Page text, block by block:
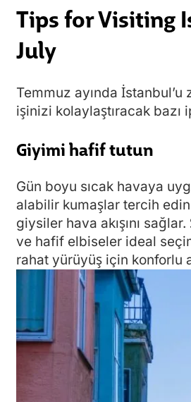
Tips for Visiting
July
Temmuz ayında
işinizi kolaylaştıracak bazı
Giyimi hafif tutun
Gün boyu sıcak havaya
alabilir kumaşlar tercih
giysiler hava akışını
ve hafif elbiseler ideal
rahat yürüyüş için konforlu